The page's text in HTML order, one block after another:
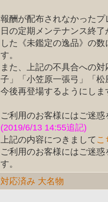
報酬が配布されなかった
日の定期メンテナンス終
した《未鑑定の逸品》の
す。
また、上記の不具合への
子」「小笠原一張弓」「
今後再登場するようにしま
ご利用のお客様にはご迷
(2019/6/13 14:55追記)
上記の内容につきましてこ
ご利用のお客様にはご迷
す。
対応済み 大名物